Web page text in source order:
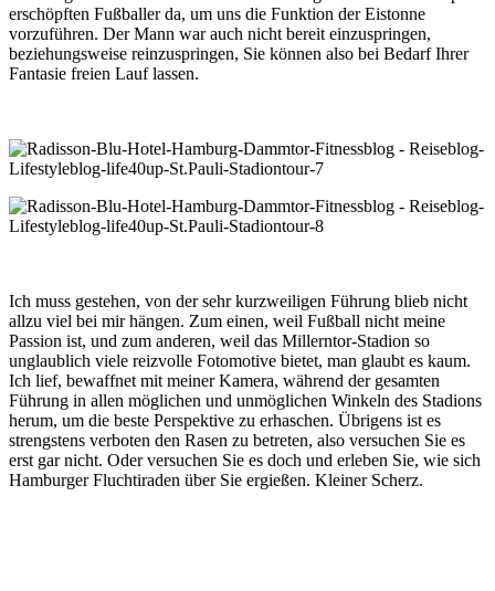
erschöpften Fußballer da, um uns die Funktion der Eistonne
vorzuführen. Der Mann war auch nicht bereit einzuspringen,
beziehungsweise reinzuspringen, Sie können also bei Bedarf Ihrer
Fantasie freien Lauf lassen.
Ich muss gestehen, von der sehr kurzweiligen Führung blieb nicht
allzu viel bei mir hängen. Zum einen, weil Fußball nicht meine
Passion ist, und zum anderen, weil das Millerntor-Stadion so
unglaublich viele reizvolle Fotomotive bietet, man glaubt es kaum.
Ich lief, bewaffnet mit meiner Kamera, während der gesamten
Führung in allen möglichen und unmöglichen Winkeln des Stadions
herum, um die beste Perspektive zu erhaschen. Übrigens ist es
strengstens verboten den Rasen zu betreten, also versuchen Sie es
erst gar nicht. Oder versuchen Sie es doch und erleben Sie, wie sich
Hamburger Fluchtiraden über Sie ergießen. Kleiner Scherz.